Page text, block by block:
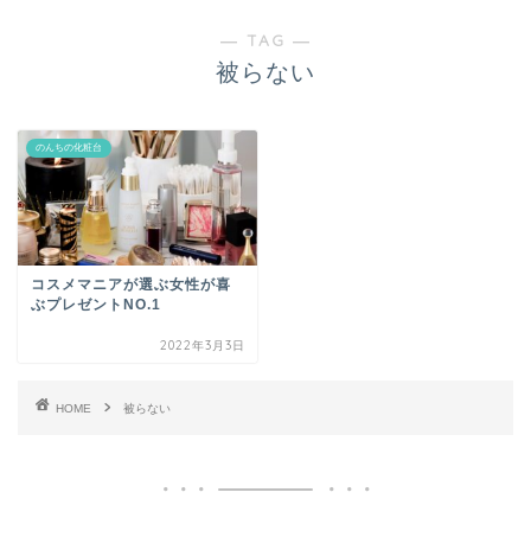
― TAG ―
被らない
のんちの化粧台
コスメマニアが選ぶ女性が喜
ぶプレゼントNO.1
2022年3月3日
HOME 被らない